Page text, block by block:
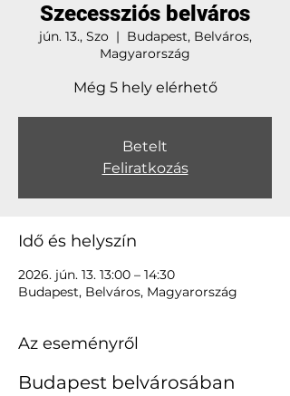
Szecessziós belváros
jún. 13., Szo
  |
Budapest, Belváros,
Magyarország
Még 5 hely elérhető
Betelt
Feliratkozás
Idő és helyszín
2026. jún. 13. 13:00 – 14:30
Budapest, Belváros, Magyarország
Az eseményről
Budapest belvárosában